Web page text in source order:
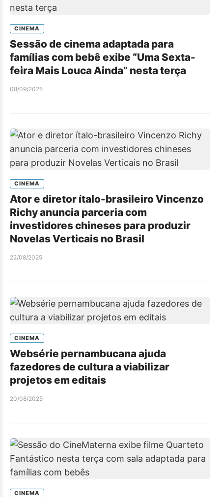
CINEMA
Sessão de cinema adaptada para
famílias com bebê exibe “Uma Sexta-
feira Mais Louca Ainda” nesta terça
08/09/2025
CINEMA
Ator e diretor ítalo-brasileiro Vincenzo
Richy anuncia parceria com
investidores chineses para produzir
Novelas Verticais no Brasil
22/08/2025
CINEMA
Websérie pernambucana ajuda
fazedores de cultura a viabilizar
projetos em editais
20/08/2025
CINEMA